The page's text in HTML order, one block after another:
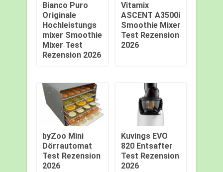
Bianco Puro
Originale
Hochleistungs
mixer Smoothie
Mixer Test
Rezension 2026
Vitamix
ASCENT A3500i
Smoothie Mixer
Test Rezension
2026
byZoo Mini
Dörrautomat
Test Rezension
2026
Kuvings EVO
820 Entsafter
Test Rezension
2026